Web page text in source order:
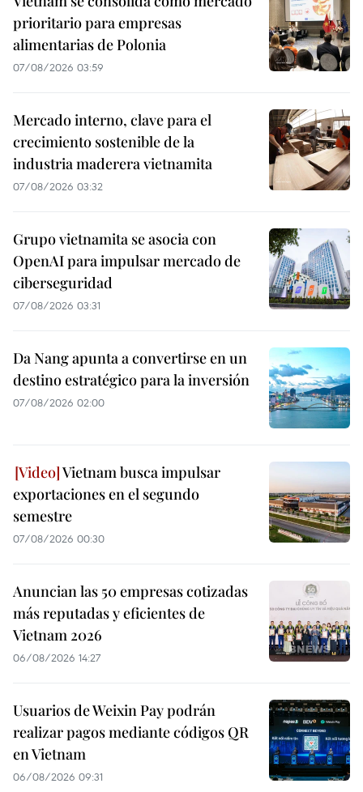
prioritario para empresas
alimentarias de Polonia
07/08/2026 03:59
Mercado interno, clave para el
crecimiento sostenible de la
industria maderera vietnamita
07/08/2026 03:32
Grupo vietnamita se asocia con
OpenAI para impulsar mercado de
ciberseguridad
07/08/2026 03:31
Da Nang apunta a convertirse en un
destino estratégico para la inversión
07/08/2026 02:00
Vietnam busca impulsar
exportaciones en el segundo
semestre
07/08/2026 00:30
Anuncian las 50 empresas cotizadas
más reputadas y eficientes de
Vietnam 2026
06/08/2026 14:27
Usuarios de Weixin Pay podrán
realizar pagos mediante códigos QR
en Vietnam
06/08/2026 09:31